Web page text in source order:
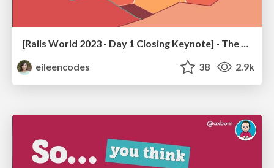
[Rails World 2023 - Day 1 Closing Keynote] - The Magic of Rails
eileencodes
38 2.9k